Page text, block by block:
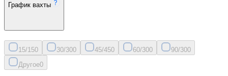
График вахты
15/150 30/300 45/450 60/300 90/300
Другое0